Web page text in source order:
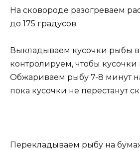
На сковороде разогреваем
до 175 градусов.
Выкладываем кусочки рыбы
контролируем, чтобы кусочки
Обжариваем рыбу 7-8 минут
пока кусочки не перестанут
Перекладываем рыбу на